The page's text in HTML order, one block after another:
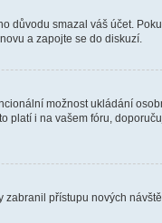
důvodu smazal váš účet.
a zapojte se do diskuzí.
možnost ukládání
platí i na vašem fóru,
přístupu nových